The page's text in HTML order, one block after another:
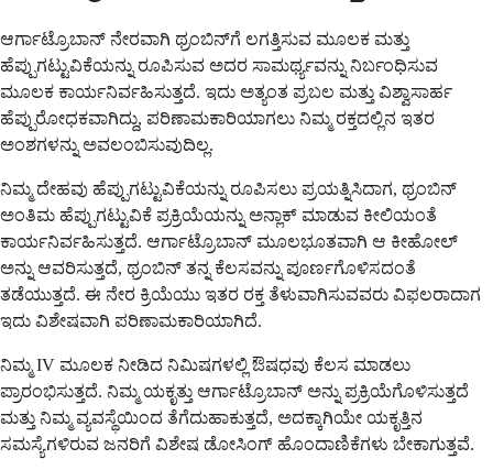
ಆರ್ಗಾಟ್ರೊಬಾನ್ ನೇರವಾಗಿ ಥ್ರಂಬಿನ್‌ಗೆ ಲಗತ್ತಿಸುವ ಮೂಲಕ ಮತ್ತು
ಹೆಪ್ಪುಗಟ್ಟುವಿಕೆಯನ್ನು ರೂಪಿಸುವ ಅದರ ಸಾಮರ್ಥ್ಯವನ್ನು ನಿರ್ಬಂಧಿಸುವ
ಮೂಲಕ ಕಾರ್ಯನಿರ್ವಹಿಸುತ್ತದೆ. ಇದು ಅತ್ಯಂತ ಪ್ರಬಲ ಮತ್ತು ವಿಶ್ವಾಸಾರ್ಹ
ಹೆಪ್ಪುರೋಧಕವಾಗಿದ್ದು, ಪರಿಣಾಮಕಾರಿಯಾಗಲು ನಿಮ್ಮ ರಕ್ತದಲ್ಲಿನ ಇತರ
ಅಂಶಗಳನ್ನು ಅವಲಂಬಿಸುವುದಿಲ್ಲ.
ನಿಮ್ಮ ದೇಹವು ಹೆಪ್ಪುಗಟ್ಟುವಿಕೆಯನ್ನು ರೂಪಿಸಲು ಪ್ರಯತ್ನಿಸಿದಾಗ, ಥ್ರಂಬಿನ್
ಅಂತಿಮ ಹೆಪ್ಪುಗಟ್ಟುವಿಕೆ ಪ್ರಕ್ರಿಯೆಯನ್ನು ಅನ್ಲಾಕ್ ಮಾಡುವ ಕೀಲಿಯಂತೆ
ಕಾರ್ಯನಿರ್ವಹಿಸುತ್ತದೆ. ಆರ್ಗಾಟ್ರೊಬಾನ್ ಮೂಲಭೂತವಾಗಿ ಆ ಕೀಹೋಲ್
ಅನ್ನು ಆವರಿಸುತ್ತದೆ, ಥ್ರಂಬಿನ್ ತನ್ನ ಕೆಲಸವನ್ನು ಪೂರ್ಣಗೊಳಿಸದಂತೆ
ತಡೆಯುತ್ತದೆ. ಈ ನೇರ ಕ್ರಿಯೆಯು ಇತರ ರಕ್ತ ತೆಳುವಾಗಿಸುವವರು ವಿಫಲರಾದಾಗ
ಇದು ವಿಶೇಷವಾಗಿ ಪರಿಣಾಮಕಾರಿಯಾಗಿದೆ.
ನಿಮ್ಮ IV ಮೂಲಕ ನೀಡಿದ ನಿಮಿಷಗಳಲ್ಲಿ ಔಷಧವು ಕೆಲಸ ಮಾಡಲು
ಪ್ರಾರಂಭಿಸುತ್ತದೆ. ನಿಮ್ಮ ಯಕೃತ್ತು ಆರ್ಗಾಟ್ರೊಬಾನ್ ಅನ್ನು ಪ್ರಕ್ರಿಯೆಗೊಳಿಸುತ್ತದೆ
ಮತ್ತು ನಿಮ್ಮ ವ್ಯವಸ್ಥೆಯಿಂದ ತೆಗೆದುಹಾಕುತ್ತದೆ, ಅದಕ್ಕಾಗಿಯೇ ಯಕೃತ್ತಿನ
ಸಮಸ್ಯೆಗಳಿರುವ ಜನರಿಗೆ ವಿಶೇಷ ಡೋಸಿಂಗ್ ಹೊಂದಾಣಿಕೆಗಳು ಬೇಕಾಗುತ್ತವೆ.